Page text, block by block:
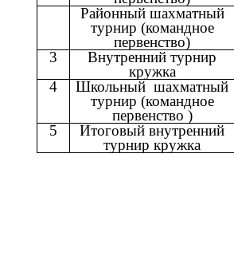
Районный шахматный
турнир (командное
первенство)
3
Внутренний турнир
кружка
4
Школьный шахматный
турнир (командное
первенство )
5
Итоговый внутренний
турнир кружка